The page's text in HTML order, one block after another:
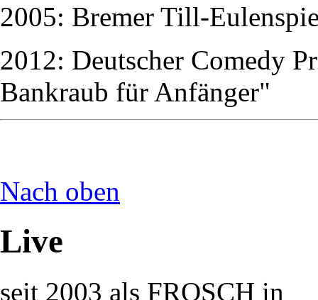
2005: Bremer Till-
2012: Deutscher Comedy
Bankraub für Anfänger"
Nach oben
Live
seit 2003 als FROSCH in